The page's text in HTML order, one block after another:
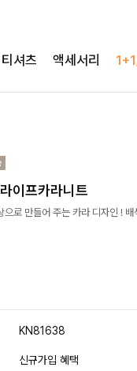
티셔츠 액세서리
이프카라니트
로 만들어 주는 카라 디자인 !
KN81638
신규가입 혜택